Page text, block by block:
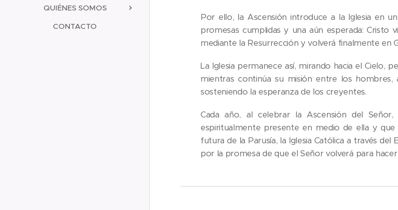
QUIÉNES SOMOS
CONTACTO
Por ello, la Ascensión introduce a la Iglesia en
promesas cumplidas y una aún esperada: Cristo
mediante la Resurrección y volverá finalmente en
La Iglesia permanece así, mirando hacia el Cielo,
mientras continúa su misión entre los hombres,
sosteniendo la esperanza de los creyentes.
Cada año, al celebrar la Ascensión del
espiritualmente presente en medio de ella y
futura de la Parusía, la Iglesia Católica a través
por la promesa de que el Señor volverá para hacer